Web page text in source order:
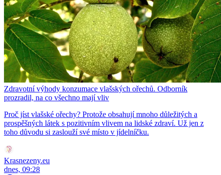
Zdravotní výhody konzumace vlašských ořechů. Odborník
prozradil, na co všechno mají vliv
Proč jíst vlašské ořechy? Protože obsahují mnoho důležitých a
prospěšných látek s pozitivním vlivem na lidské zdraví. Už jen z
toho důvodu si zaslouží své místo v jídelníčku.
Krasnezeny.eu
dnes, 09:28